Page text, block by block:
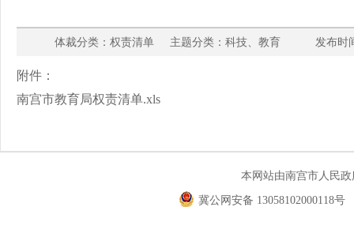
体裁分类：权责清单 主题分类：科技、教育 发布时
附件：
南宫市教育局权责清单.xls
本网站由南宫市人民
冀公网安备 13058102000118号